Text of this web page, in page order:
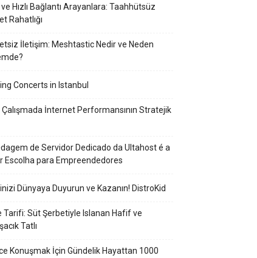
ve Hızlı Bağlantı Arayanlara: Taahhütsüz
Rahatlığı
İletişim: Meshtastic Nedir ve Neden
Concerts in Istanbul
Çalışmada İnternet Performansının Stratejik
de Servidor Dedicado da Ultahost é a
Escolha para Empreendedores
Dünyaya Duyurun ve Kazanın! DistroKid
Tarifi: Süt Şerbetiyle Islanan Hafif ve
Tatlı
Konuşmak İçin Gündelik Hayattan 1000